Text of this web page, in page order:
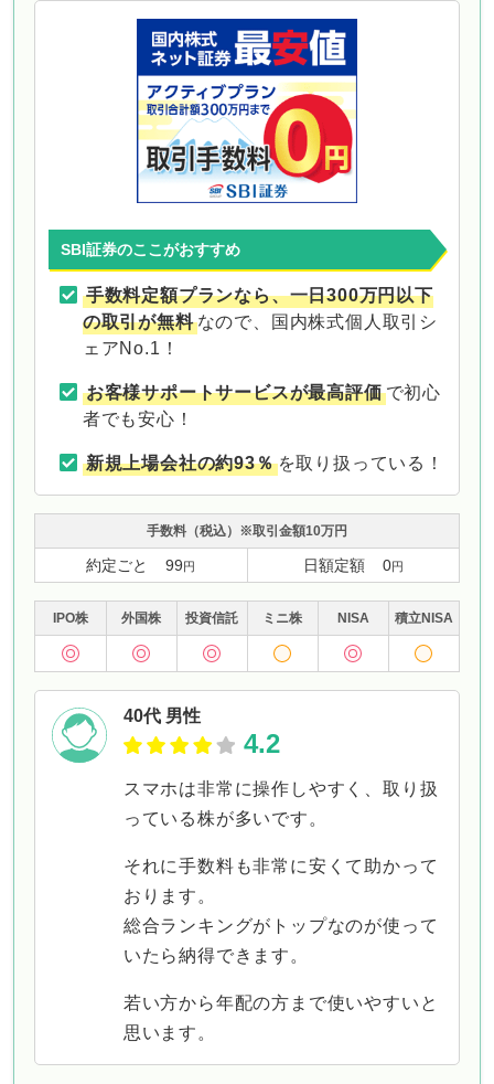
SBI証券のここがおすすめ
手数料定額プランなら、一日300万円以下
の取引が無料なので、国内株式個人取引シ
ェアNo.1！
お客様サポートサービスが最高評価で初心
者でも安心！
新規上場会社の約93％を取り扱っている！
手数料（税込） ※取引金額10万円
約定ごと 99円 日額定額 0円
IPO株 外国株 投資信託 ミニ株 NISA 積立NISA
40代 男性
4.2
スマホは非常に操作しやすく、取り扱
っている株が多いです。
それに手数料も非常に安くて助かって
おります。
総合ランキングがトップなのが使って
いたら納得できます。
若い方から年配の方まで使いやすいと
思います。